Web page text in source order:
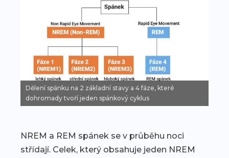
Dělení spánku na 2 základní stavy a 4 fáze, které
dohromady tvoří jeden spánkový cyklus
NREM a REM spánek se v průběhu noci
střídají. Celek, který obsahuje jeden NREM